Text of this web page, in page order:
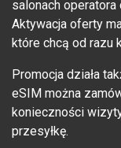
salonach
Aktywacja oferty
które chcą od razu
Promocja działa
eSIM można
konieczności
przesyłkę.